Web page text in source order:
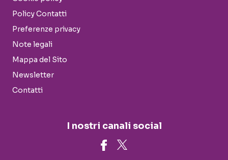
Policy Contatti
Preferenze privacy
Note legali
Mappa del Sito
Newsletter
Contatti
I nostri canali social